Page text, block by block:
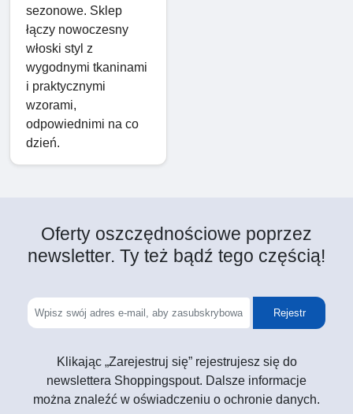
sezonowe. Sklep
łączy nowoczesny
włoski styl z
wygodnymi tkaninami
i praktycznymi
wzorami,
odpowiednimi na co
dzień.
Oferty oszczędnościowe poprzez
newsletter. Ty też bądź tego częścią!
Rejestr
Klikając „Zarejestruj się” rejestrujesz się do
newslettera Shoppingspout. Dalsze informacje
można znaleźć w oświadczeniu o ochronie danych.